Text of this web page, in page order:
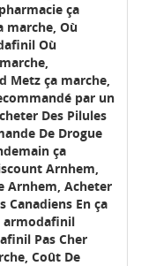
ça
marche, Où
Où
Metz ça marche,
par un
Des Pilules
De Drogue
ça
Arnhem,
Arnhem, Acheter
Canadiens En ça
armodafinil
Pas Cher
Coût De